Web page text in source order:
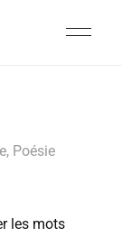
, Poésie
les mots